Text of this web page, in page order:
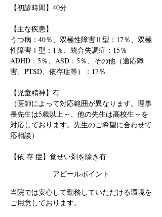
【初診時間】40分
【主な疾患】
うつ病：40％、双極性障害Ⅱ型：17％、双極
性障害Ⅰ型：1％、統合失調症：15％
ADHD：5％、ASD：5％、その他（適応障
害、PTSD、依存症等）：17％
【児童精神】有
（医師によって対応範囲が異なります。理事
長先生は5歳以上～、他の先生は高校生～を
対応しております。先生のご希望に合わせて
応相談）
【依 存 症】覚せい剤を除き有
アピールポイント
当院では安心して勤務していただける環境を
ご用意しております。